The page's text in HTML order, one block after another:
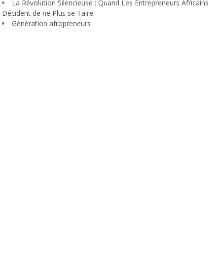
La Révolution Silencieuse : Quand Les Entrepreneurs Africains
Décident de ne Plus se Taire
Génération afropreneurs